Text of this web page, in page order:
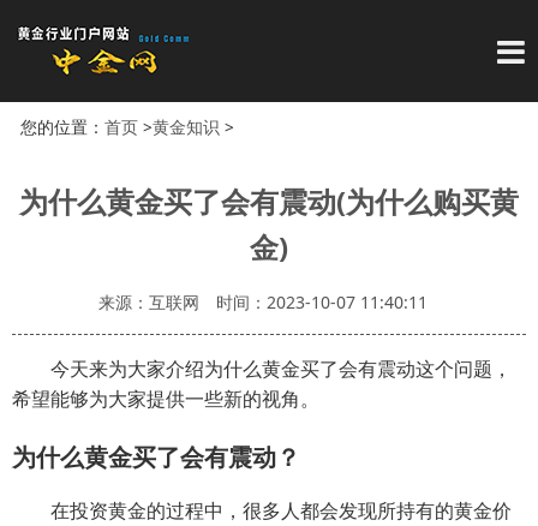
导
您的位置： 首页>黄金知识 >
为什么黄金买了会有震动(为什么购买黄
金)
来源：互联网 时间：2023-10-07 11:40:11
今天来为大家介绍为什么黄金买了会有震动这个问题，
希望能够为大家提供一些新的视角。
为什么黄金买了会有震动？
在投资黄金的过程中，很多人都会发现所持有的黄金价